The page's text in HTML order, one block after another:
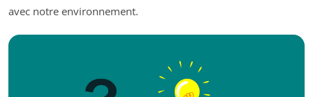
avec notre environnement.